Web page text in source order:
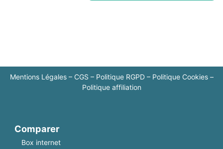
Mentions Légales– CGS – Politique RGPD– Politique Cookies–
Politique affiliation
Comparer
Box internet